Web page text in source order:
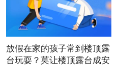
放假在家的孩子常到楼顶露
台玩耍？莫让楼顶露台成安